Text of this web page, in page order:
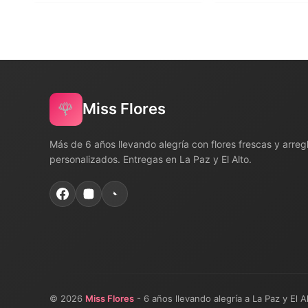
🌹 Miss Flores
Más de 6 años llevando alegría con flores frescas y
personalizados. Entregas en La Paz y El Alto.
© 2026 Miss Flores - 6 años llevando alegría a La Paz y El